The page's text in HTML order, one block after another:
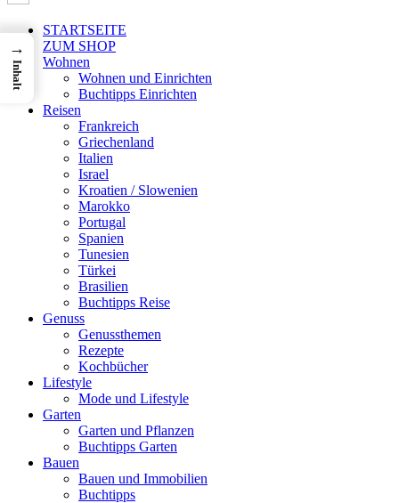
STARTSEITE
ZUM SHOP
Wohnen
Wohnen und Einrichten
Buchtipps Einrichten
Reisen
Frankreich
Griechenland
Italien
Israel
Kroatien / Slowenien
Marokko
Portugal
Spanien
Tunesien
Türkei
Brasilien
Buchtipps Reise
Genuss
Genussthemen
Rezepte
Kochbücher
Lifestyle
Mode und Lifestyle
Garten
Garten und Pflanzen
Buchtipps Garten
Bauen
Bauen und Immobilien
Buchtipps
→
Inhalt